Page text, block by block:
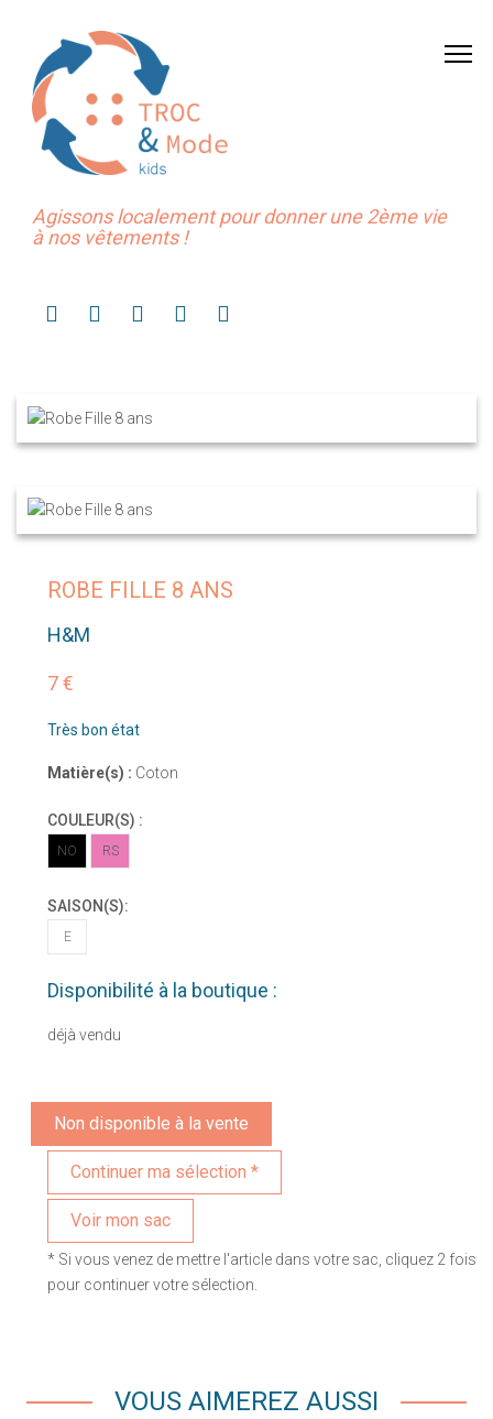
Agissons localement pour donner une 2ème vie
à nos vêtements !
ROBE FILLE 8 ANS
H&M
7 €
Très bon état
Matière(s) : Coton
COULEUR(S) :
NO RS
SAISON(S):
E
Disponibilité à la boutique :
déjà vendu
Non disponible à la vente
Voir mon sac
* Si vous venez de mettre l'article dans votre sac, cliquez 2 fois
pour continuer votre sélection.
VOUS AIMEREZ AUSSI